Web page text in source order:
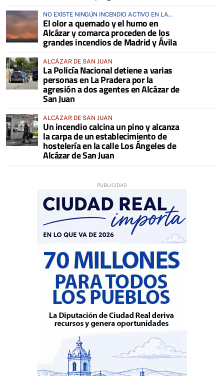
NO EXISTE NINGÚN INCENDIO ACTIVO EN LA
COMARCA
El olor a quemado y el humo en
Alcázar y comarca proceden de los
grandes incendios de Madrid y Ávila
ALCÁZAR DE SAN JUAN
La Policía Nacional detiene a varias
personas en La Pradera por la
agresión a dos agentes en Alcázar de
San Juan
ALCÁZAR DE SAN JUAN
Un incendio calcina un pino y alcanza
la carpa de un establecimiento de
hostelería en la calle Los Ángeles de
Alcázar de San Juan